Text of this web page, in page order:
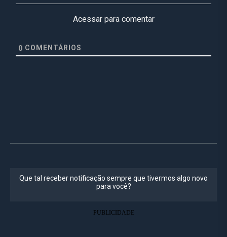
Acessar para comentar
0 COMENTÁRIOS